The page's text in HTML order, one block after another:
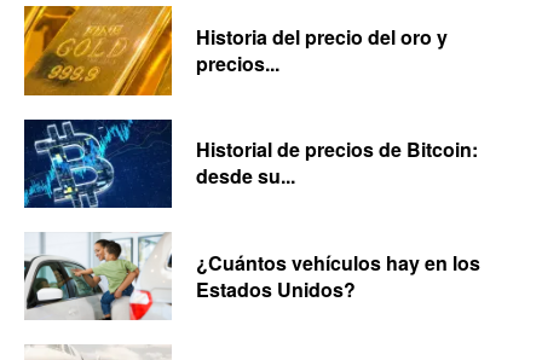
Historia del precio del oro y
precios...
Historial de precios de Bitcoin:
desde su...
¿Cuántos vehículos hay en los
Estados Unidos?